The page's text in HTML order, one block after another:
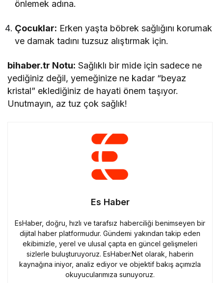
önlemek adına.
Çocuklar: Erken yaşta böbrek sağlığını korumak
ve damak tadını tuzsuz alıştırmak için.
bihaber.tr Notu: Sağlıklı bir mide için sadece ne
yediğiniz değil, yemeğinize ne kadar “beyaz
kristal” eklediğiniz de hayati önem taşıyor.
Unutmayın, az tuz çok sağlık!
Es Haber
EsHaber, doğru, hızlı ve tarafsız haberciliği benimseyen bir
dijital haber platformudur. Gündemi yakından takip eden
ekibimizle, yerel ve ulusal çapta en güncel gelişmeleri
sizlerle buluşturuyoruz. EsHaber.Net olarak, haberin
kaynağına iniyor, analiz ediyor ve objektif bakış açımızla
okuyucularımıza sunuyoruz.